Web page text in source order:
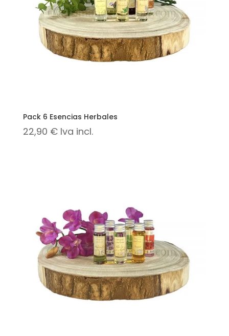
Pack 6 Esencias Herbales
22,90 € Iva incl.